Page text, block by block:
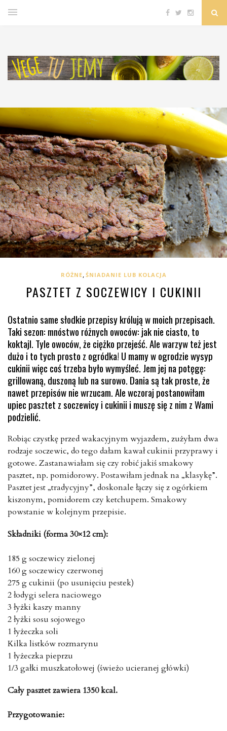
RÓŻNE, ŚNIADANIE LUB KOLACJA
PASZTET Z SOCZEWICY I CUKINII
Ostatnio same słodkie przepisy królują w moich przepisach.
Taki sezon: mnóstwo różnych owoców: jak nie ciasto, to
koktajl. Tyle owoców, że ciężko przejeść. Ale warzyw też jest
dużo i to tych prosto z ogródka! U mamy w ogrodzie wysyp
cukinii więc coś trzeba było wymyśleć. Jem jej na potęgę:
grillowaną, duszoną lub na surowo. Dania są tak proste, że
nawet przepisów nie wrzucam. Ale wczoraj postanowiłam
upiec pasztet z soczewicy i cukinii i muszę się z nim z Wami
podzielić.
Robiąc czystkę przed wakacyjnym wyjazdem, zużyłam dwa
rodzaje soczewic, do tego dałam kawał cukinii przyprawy i
gotowe. Zastanawiałam się czy robić jakiś smakowy
pasztet, np. pomidorowy. Postawiłam jednak na „klasykę”.
Pasztet jest „tradycyjny”, doskonale łączy się z ogórkiem
kiszonym, pomidorem czy ketchupem. Smakowy
powstanie w kolejnym przepisie.
Składniki (forma 30×12 cm):
185 g soczewicy zielonej
160 g soczewicy czerwonej
275 g cukinii (po usunięciu pestek)
2 łodygi selera naciowego
3 łyżki kaszy manny
2 łyżki sosu sojowego
1 łyżeczka soli
Kilka listków rozmarynu
1 łyżeczka pieprzu
1/3 gałki muszkatołowej (świeżo ucieranej główki)
Cały pasztet zawiera 1350 kcal.
Przygotowanie: